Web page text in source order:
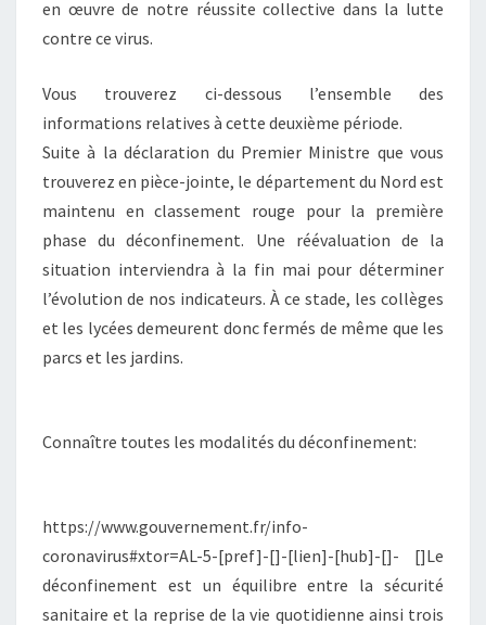
en œuvre de notre réussite collective dans la lutte
contre ce virus.
Vous trouverez ci-dessous l’ensemble des
informations relatives à cette deuxième période.
Suite à la déclaration du Premier Ministre que vous
trouverez en pièce-jointe, le département du Nord est
maintenu en classement rouge pour la première
phase du déconfinement. Une réévaluation de la
situation interviendra à la fin mai pour déterminer
l’évolution de nos indicateurs. À ce stade, les collèges
et les lycées demeurent donc fermés de même que les
parcs et les jardins.
Connaître toutes les modalités du déconfinement:
https://www.gouvernement.fr/info-
coronavirus#xtor=AL-5-[pref]-[]-[lien]-[hub]-[]- []Le
déconfinement est un équilibre entre la sécurité
sanitaire et la reprise de la vie quotidienne ainsi trois